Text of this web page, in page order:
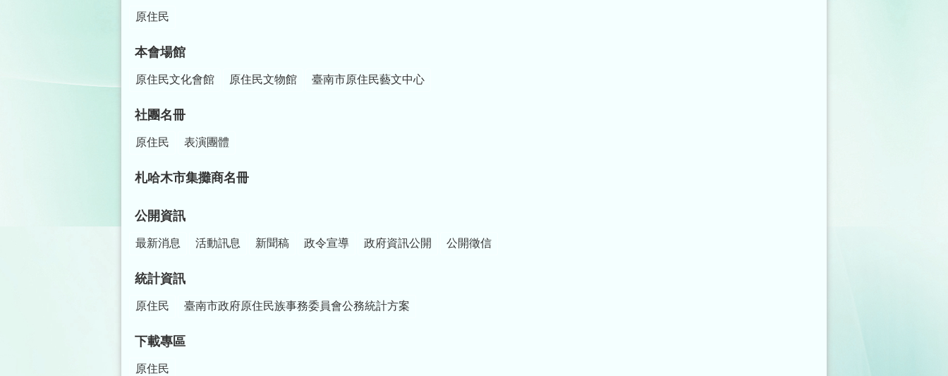
原住民
本會場館
原住民文化會館 原住民文物館 臺南市原住民藝文中心
社團名冊
原住民 表演團體
札哈木市集攤商名冊
公開資訊
最新消息 活動訊息 新聞稿 政令宣導 政府資訊公開 公開徵信
統計資訊
原住民 臺南市政府原住民族事務委員會公務統計方案
下載專區
原住民